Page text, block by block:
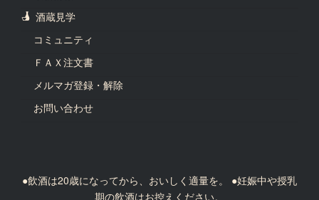
酒蔵見学
コミュニティ
ＦＡＸ注文書
メルマガ登録・解除
お問い合わせ
●飲酒は20歳になってから、おいしく適量を。 ●妊娠中や授乳
期の飲酒はお控えください。